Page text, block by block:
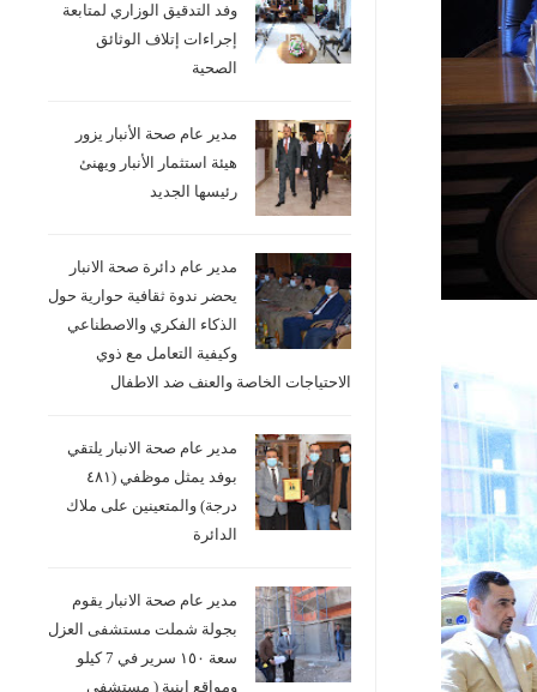
وفد التدقيق الوزاري لمتابعة
إجراءات إتلاف الوثائق
الصحية
مدير عام صحة الأنبار يزور
هيئة استثمار الأنبار ويهنئ
رئيسها الجديد
مدير عام دائرة صحة الانبار
يحضر ندوة ثقافية حوارية حول
الذكاء الفكري والاصطناعي
وكيفية التعامل مع ذوي
الاحتياجات الخاصة والعنف ضد الاطفال
مدير عام صحة الانبار يلتقي
بوفد يمثل موظفي (٤٨١
درجة) والمتعينين على ملاك
الدائرة
مدير عام صحة الانبار يقوم
بجولة شملت مستشفى العزل
سعة ١٥٠ سرير في 7 كيلو
ومواقع ابنية ( مستشفى